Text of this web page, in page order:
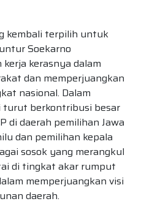
kembali terpilih untuk
Soekarno
kerasnya dalam
dan memperjuangkan
nasional. Dalam
berkontribusi besar
di daerah pemilihan Jawa
dan pemilihan kepala
sosok yang merangkul
di tingkat akar rumput
memperjuangkan visi
daerah.